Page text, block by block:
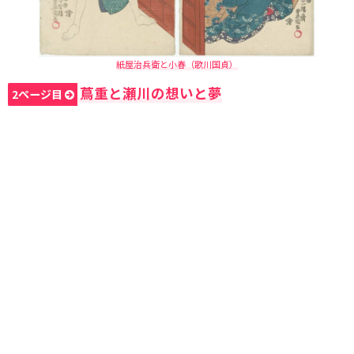
紙屋治兵衛と小春（歌川国貞）
2ページ目 蔦重と瀬川の想いと夢